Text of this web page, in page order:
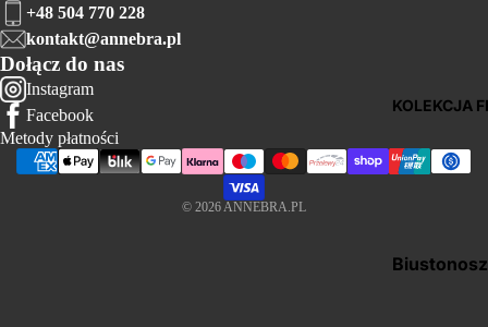
pończoch
KOLEKCJA
+48 504 770 228
kontakt@annebra.pl
Dołącz do nas
Instagram
Facebook
Metody płatności
© 2026ANNEBRA.PL